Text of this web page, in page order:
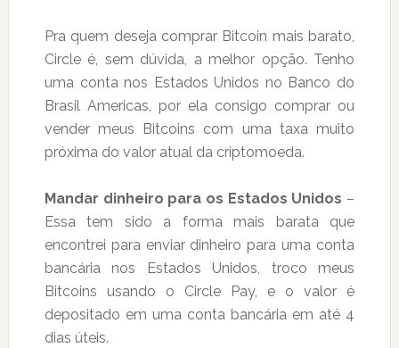
Pra quem deseja comprar Bitcoin mais barato,
Circle é, sem dúvida, a melhor opção. Tenho
uma conta nos Estados Unidos no Banco do
Brasil Americas, por ela consigo comprar ou
vender meus Bitcoins com uma taxa muito
próxima do valor atual da criptomoeda.
Mandar dinheiro para os Estados Unidos –
Essa tem sido a forma mais barata que
encontrei para enviar dinheiro para uma conta
bancária nos Estados Unidos, troco meus
Bitcoins usando o Circle Pay, e o valor é
depositado em uma conta bancária em até 4
dias úteis.